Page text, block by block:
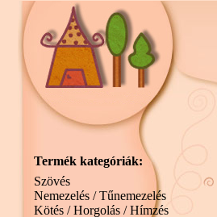
Termék kategóriák:
Szövés
Nemezelés / Tűnemezelés
Kötés / Horgolás / Hímzés